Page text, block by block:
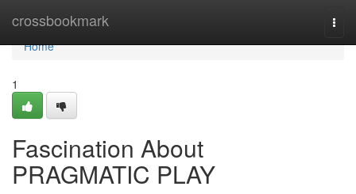
crossbookmark
Home
Home
1
Fascination About
PRAGMATIC PLAY